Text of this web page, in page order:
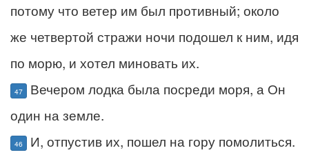
потому что ветер им был противный; около
же четвертой стражи ночи подошел к ним, идя
по морю, и хотел миновать их.
47
Вечером лодка была посреди моря, а Он
один на земле.
46 И, отпустив их, пошел на гору помолиться.